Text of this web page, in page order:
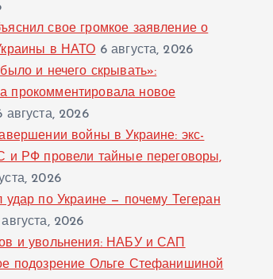
свое громкое заявление о
в НАТО 6 августа, 2026
и нечего скрывать»:
прокомментировала новое
августа, 2026
войны в Украине: экс-
и РФ провели тайные переговоры,
2026
удар по Украине — почему Тегеран
2026
и увольнения: НАБУ и САП
подозрение Ольге Стефанишиной